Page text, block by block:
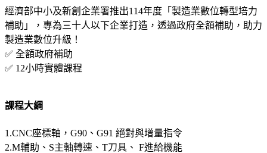
經濟部中小及新創企業署推出114年度「製造業數位轉型培力
補助」，專為三十人以下企業打造，透過政府全額補助，助力
製造業數位升級！
✅ 全額政府補助
✅ 12小時實體課程
課程大綱
1.CNC座標軸，G90、G91 絕對與增量指令
2.M輔助、S主軸轉速、T刀具、 F進給機能